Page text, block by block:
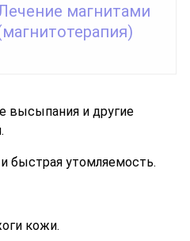
магнитами
высыпания и другие
быстрая утомляемость.
кожи.